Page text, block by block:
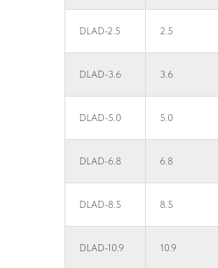
DLAD-2.5 2.5
DLAD-3.6 3.6
DLAD-5.0 5.0
DLAD-6.8 6.8
DLAD-8.5 8.5
DLAD-10.9 10.9